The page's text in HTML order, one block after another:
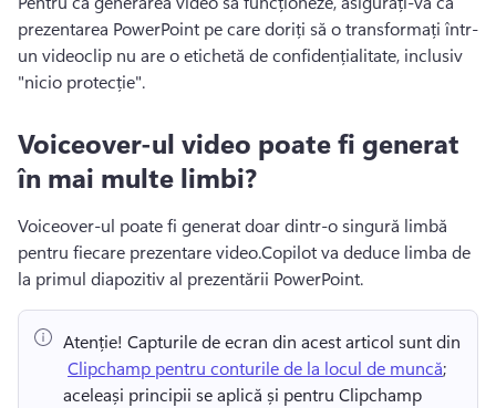
prezentarea PowerPoint pe care doriți să o transformați într-
un videoclip nu are o etichetă de confidențialitate, inclusiv
"nicio protecție".
Voiceover-ul video poate fi generat
în mai multe limbi?
Voiceover-ul poate fi generat doar dintr-o singură limbă
pentru fiecare prezentare video.Copilot va deduce limba de
la primul diapozitiv al prezentării PowerPoint.
Atenție! Capturile de ecran din acest articol sunt din
Clipchamp pentru conturile de la locul de muncă;
aceleași principii se aplică și pentru Clipchamp